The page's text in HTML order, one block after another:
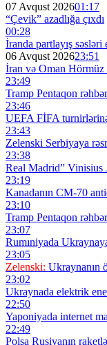
07 Avqust 202601:17
“Çevik” azadlığa çıxdı
00:28
İranda partlayış səsləri
06 Avqust 202623:51
İran və Oman Hörmüz
23:49
Tramp Pentaqon
23:46
UEFA FİFA
23:43
Zelenski Serbiyaya
23:38
Real Madrid” Vinisius
23:19
Kanadanın CM-70
23:10
Tramp Pentaqon
23:07
Rumıniyada
23:05
Zelenski: Ukraynanın
23:02
Ukraynada elektrik
22:50
Yaponiyada internet
22:49
Polşa Rusiyanın